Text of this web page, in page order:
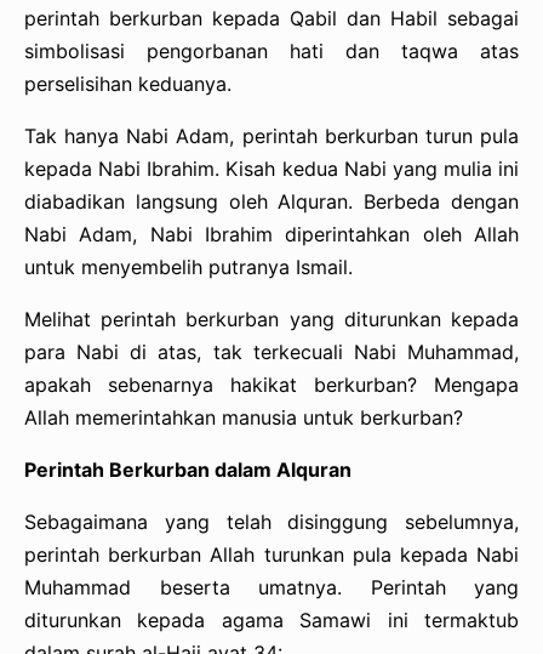
perintah berkurban kepada Qabil dan Habil sebagai
simbolisasi pengorbanan hati dan taqwa atas
perselisihan keduanya.
Tak hanya Nabi Adam, perintah berkurban turun pula
kepada Nabi Ibrahim. Kisah kedua Nabi yang mulia ini
diabadikan langsung oleh Alquran. Berbeda dengan
Nabi Adam, Nabi Ibrahim diperintahkan oleh Allah
untuk menyembelih putranya Ismail.
Melihat perintah berkurban yang diturunkan kepada
para Nabi di atas, tak terkecuali Nabi Muhammad,
apakah sebenarnya hakikat berkurban? Mengapa
Allah memerintahkan manusia untuk berkurban?
Perintah Berkurban dalam Alquran
Sebagaimana yang telah disinggung sebelumnya,
perintah berkurban Allah turunkan pula kepada Nabi
Muhammad beserta umatnya. Perintah yang
diturunkan kepada agama Samawi ini termaktub